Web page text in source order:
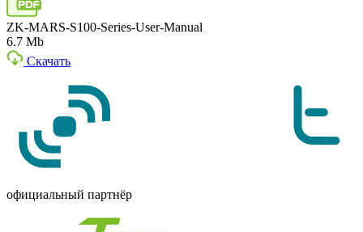
ZK-MARS-S100-Series-User-Manual
6.7 Mb
Скачать
официальный партнёр